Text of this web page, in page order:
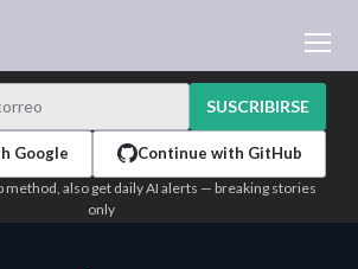
APRENDER IA
SUSCRIBIRSE
Google Continue with GitHub
also get daily AI alerts — breaking stories
only